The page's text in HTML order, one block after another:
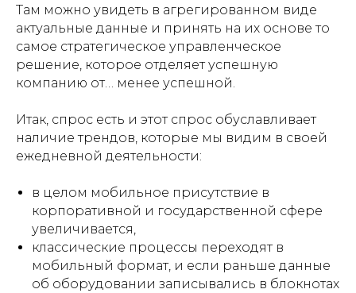
Там можно увидеть в агрегированном виде
актуальные данные и принять на их основе то
самое стратегическое управленческое
решение, которое отделяет успешную
компанию от… менее успешной.
Итак, спрос есть и этот спрос обуславливает
наличие трендов, которые мы видим в своей
ежедневной деятельности:
в целом мобильное присутствие в
корпоративной и государственной сфере
увеличивается,
классические процессы переходят в
мобильный формат, и если раньше данные
об оборудовании записывались в блокнотах